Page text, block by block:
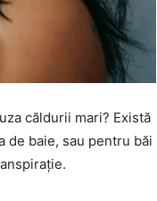
căldurii mari? Există
de baie, sau pentru băi